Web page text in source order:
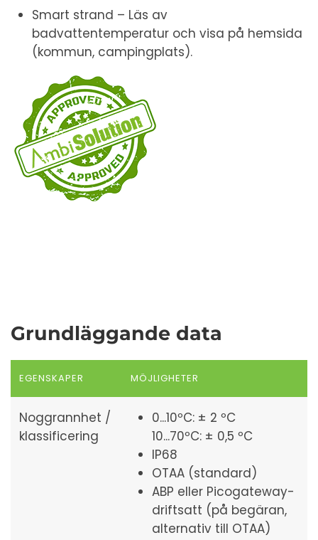
Smart strand – Läs av
badvattentemperatur och visa på hemsida
(kommun, campingplats).
Grundläggande data
EGENSKAPER MÖJLIGHETER
Noggrannhet /
klassificering
0...10ºC: ± 2 ºC
10...70ºC: ± 0,5 ºC
IP68
OTAA (standard)
ABP eller Picogateway-
driftsatt (på begäran,
alternativ till OTAA)